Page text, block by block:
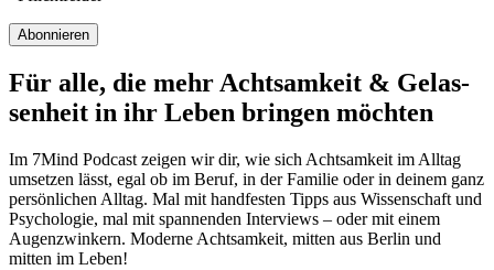
Abonnieren
Für alle, die mehr Acht­sam­keit & Gelas­
sen­heit in ihr Leben brin­gen möch­ten
Im 7Mind Pod­cast zeigen wir dir, wie sich Acht­sam­keit im Alltag
umset­zen lässt, egal ob im Beruf, in der Fami­lie oder in deinem ganz
per­sön­li­chen Alltag. Mal mit hand­fes­ten Tipps aus Wis­sen­schaft und
Psy­cho­lo­gie, mal mit spannenden Interviews – oder mit einem
Augen­zwin­kern. Moderne Acht­sam­keit, mitten aus Berlin und
mitten im Leben!